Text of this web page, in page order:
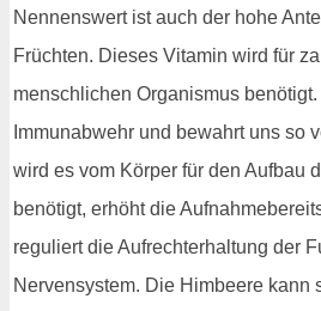
Nennenswert ist auch der hohe
Früchten. Dieses Vitamin wird für
menschlichen Organismus
Immunabwehr und bewahrt uns so
wird es vom Körper für den Aufbau
benötigt, erhöht die
reguliert die Aufrechterhaltung der
Nervensystem. Die Himbeere kann